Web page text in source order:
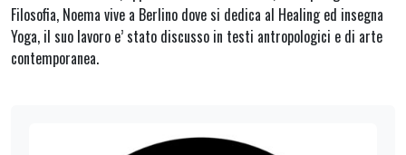
Filosofia, Noema vive a Berlino dove si dedica al Healing ed insegna
Yoga, il suo lavoro e’ stato discusso in testi antropologici e di arte
contemporanea.